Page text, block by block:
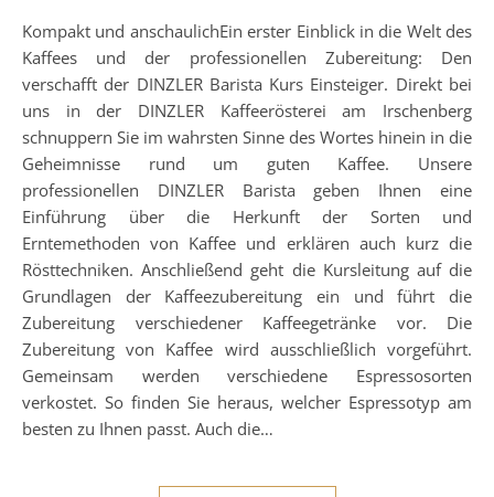
Kompakt und anschaulichEin erster Einblick in die Welt des
Kaffees und der professionellen Zubereitung: Den
verschafft der DINZLER Barista Kurs Einsteiger. Direkt bei
uns in der DINZLER Kaffeerösterei am Irschenberg
schnuppern Sie im wahrsten Sinne des Wortes hinein in die
Geheimnisse rund um guten Kaffee. Unsere
professionellen DINZLER Barista geben Ihnen eine
Einführung über die Herkunft der Sorten und
Erntemethoden von Kaffee und erklären auch kurz die
Rösttechniken. Anschließend geht die Kursleitung auf die
Grundlagen der Kaffeezubereitung ein und führt die
Zubereitung verschiedener Kaffeegetränke vor. Die
Zubereitung von Kaffee wird ausschließlich vorgeführt.
Gemeinsam werden verschiedene Espressosorten
verkostet. So finden Sie heraus, welcher Espressotyp am
besten zu Ihnen passt. Auch die…